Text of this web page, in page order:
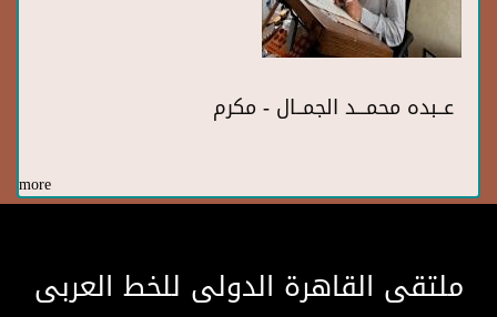
عــبده محمـــد الجمــال - مكرم
more
ملتقى القاهرة الدولى للخط العربى